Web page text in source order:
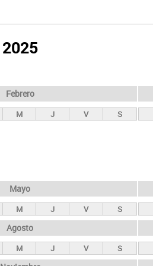
2025
Febrero
M J V S
Mayo
M J V S
Agosto
M J V S